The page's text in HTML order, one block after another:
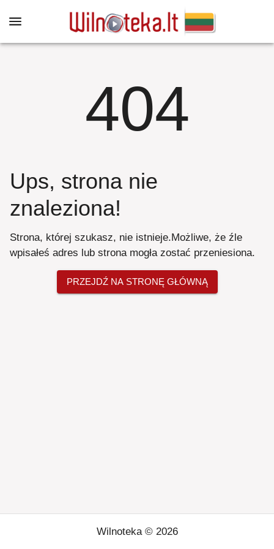
404
Ups, strona nie
znaleziona!
Strona, której szukasz, nie istnieje.Możliwe, że źle
wpisałeś adres lub strona mogła zostać przeniesiona.
PRZEJDŹ NA STRONĘ GŁÓWNĄ
Wilnoteka © 2026